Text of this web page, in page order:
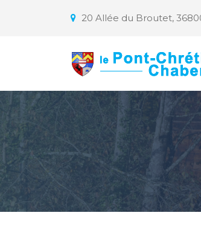
20 Allée du Broutet,